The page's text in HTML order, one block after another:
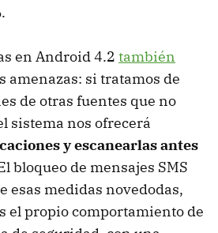
en Android 4.2 también
amenazas: si tratamos de
de otras fuentes que no
sistema nos ofrecerá
y escanearlas antes
bloqueo de mensajes SMS
esas medidas novedodas,
el propio comportamiento de